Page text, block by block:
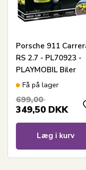
Porsche 911
RS 2.7 - PL70923 -
PLAYMOBIL Biler
Få på lager
699,00
349,50 DKK
Læg i kurv